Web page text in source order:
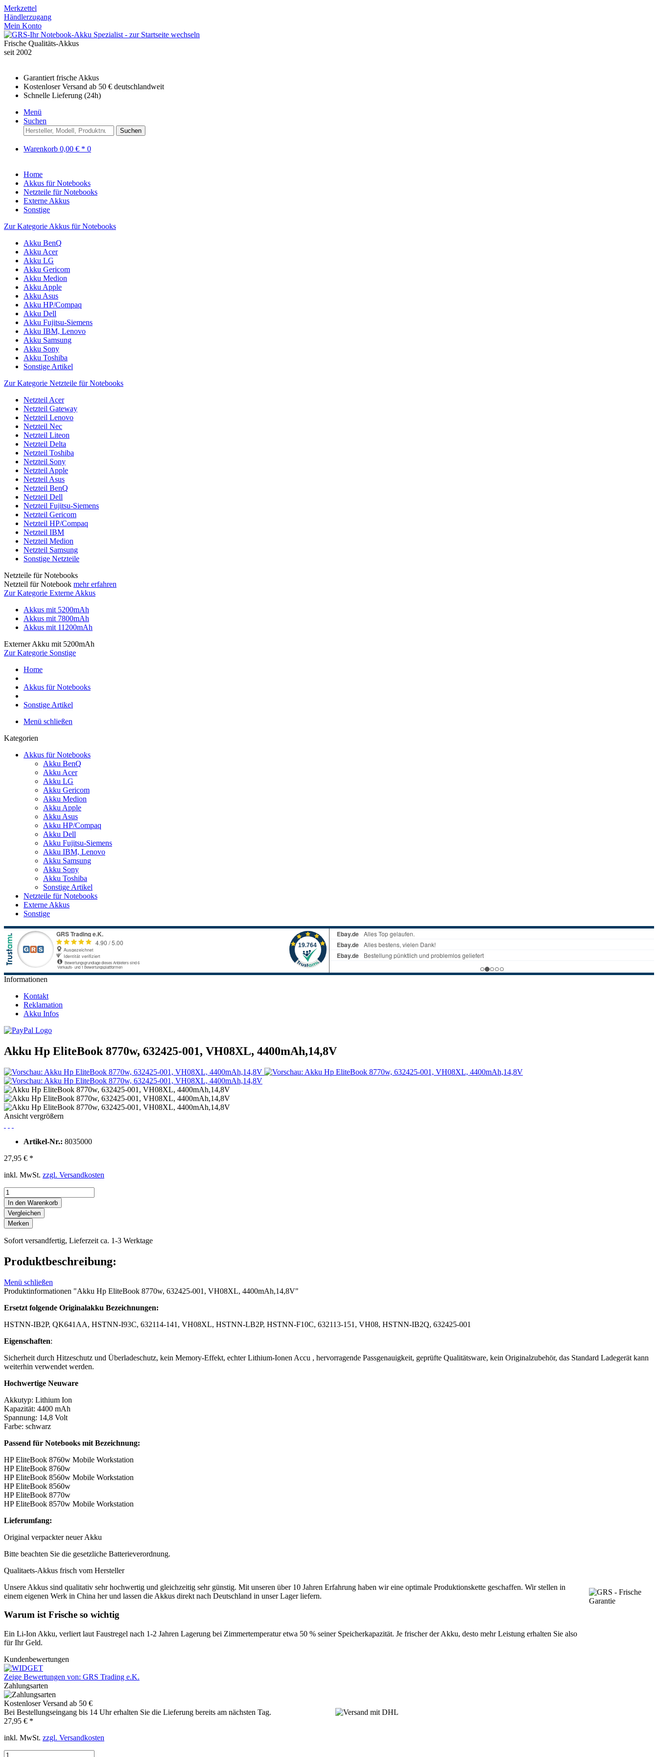
Merkzettel
Händlerzugang
Mein Konto
Frische Qualitäts-Akkus
seit 2002
Garantiert frische Akkus
Kostenloser Versand ab 50 € deutschlandweit
Schnelle Lieferung (24h)
Menü
Suchen
Suchen
Warenkorb 0,00 € * 0
Home
Akkus für Notebooks
Netzteile für Notebooks
Externe Akkus
Sonstige
Zur Kategorie Akkus für Notebooks
Akku BenQ
Akku Acer
Akku LG
Akku Gericom
Akku Medion
Akku Apple
Akku Asus
Akku HP/Compaq
Akku Dell
Akku Fujitsu-Siemens
Akku IBM, Lenovo
Akku Samsung
Akku Sony
Akku Toshiba
Sonstige Artikel
Zur Kategorie Netzteile für Notebooks
Netzteil Acer
Netzteil Gateway
Netzteil Lenovo
Netzteil Nec
Netzteil Liteon
Netzteil Delta
Netzteil Toshiba
Netzteil Sony
Netzteil Apple
Netzteil Asus
Netzteil BenQ
Netzteil Dell
Netzteil Fujitsu-Siemens
Netzteil Gericom
Netzteil HP/Compaq
Netzteil IBM
Netzteil Medion
Netzteil Samsung
Sonstige Netzteile
Netzteile für Notebooks
Netzteil für Notebook mehr erfahren
Zur Kategorie Externe Akkus
Akkus mit 5200mAh
Akkus mit 7800mAh
Akkus mit 11200mAh
Externer Akku mit 5200mAh
Zur Kategorie Sonstige
Home
Akkus für Notebooks
Sonstige Artikel
Menü schließen
Kategorien
Akkus für Notebooks
Akku BenQ
Akku Acer
Akku LG
Akku Gericom
Akku Medion
Akku Apple
Akku Asus
Akku HP/Compaq
Akku Dell
Akku Fujitsu-Siemens
Akku IBM, Lenovo
Akku Samsung
Akku Sony
Akku Toshiba
Sonstige Artikel
Netzteile für Notebooks
Externe Akkus
Sonstige
Informationen
Kontakt
Reklamation
Akku Infos
Akku Hp EliteBook 8770w, 632425-001, VH08XL, 4400mAh,14,8V
Ansicht vergrößern
Artikel-Nr.: 8035000
27,95 € *
inkl. MwSt. zzgl. Versandkosten
In den Warenkorb
Vergleichen
Merken
Sofort versandfertig, Lieferzeit ca. 1-3 Werktage
Produktbeschreibung:
Menü schließen
Produktinformationen "Akku Hp EliteBook 8770w, 632425-001, VH08XL, 4400mAh,14,8V"
Ersetzt folgende Originalakku Bezeichnungen:
HSTNN-IB2P, QK641AA, HSTNN-I93C, 632114-141, VH08XL, HSTNN-LB2P, HSTNN-F10C, 632113-151, VH08, HSTNN-IB2Q, 632425-001
Eigenschaften:
Sicherheit durch Hitzeschutz und Überladeschutz, kein Memory-Effekt, echter Lithium-Ionen Accu , hervorragende Passgenauigkeit, geprüfte Qualitätsware, kein Originalzubehör, das Standard Ladegerät kann
weiterhin verwendet werden.
Hochwertige Neuware
Akkutyp: Lithium Ion
Kapazität: 4400 mAh
Spannung: 14,8 Volt
Farbe: schwarz
Passend für Notebooks mit Bezeichnung:
HP EliteBook 8760w Mobile Workstation
HP EliteBook 8760w
HP EliteBook 8560w Mobile Workstation
HP EliteBook 8560w
HP EliteBook 8770w
HP EliteBook 8570w Mobile Workstation
Lieferumfang:
Original verpackter neuer Akku
Bitte beachten Sie die gesetzliche Batterieverordnung.
Qualitaets-Akkus frisch vom Hersteller
Unsere Akkus sind qualitativ sehr hochwertig und gleichzeitig sehr günstig. Mit unseren über 10 Jahren Erfahrung haben wir eine optimale Produktionskette geschaffen. Wir stellen in
einem eigenen Werk in China her und lassen die Akkus direkt nach Deutschland in unser Lager liefern.
Warum ist Frische so wichtig
Ein Li-Ion Akku, verliert laut Faustregel nach 1-2 Jahren Lagerung bei Zimmertemperatur etwa 50 % seiner Speicherkapazität. Je frischer der Akku, desto mehr Leistung erhalten Sie also
für Ihr Geld.
Kundenbewertungen
Zeige Bewertungen von: GRS Trading e.K.
Zahlungsarten
Kostenloser Versand ab 50 €
Bei Bestellungseingang bis 14 Uhr erhalten Sie die Lieferung bereits am nächsten Tag.
27,95 € *
inkl. MwSt. zzgl. Versandkosten